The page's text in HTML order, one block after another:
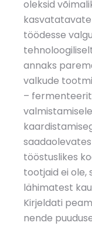
oleksid
töödesse
annaks
valkude
–
tööstuslikes
tootjaid ei ole,
lähimatest
Kirjeldati
nende